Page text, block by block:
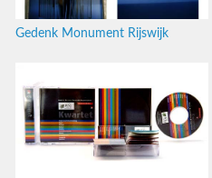
Gedenk Monument Rijswijk